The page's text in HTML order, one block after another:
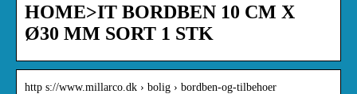
HOME>IT BORDBEN 10 CM X
Ø30 MM SORT 1 STK
http s://www.millarco.dk › bolig › bordben-og-tilbehoer